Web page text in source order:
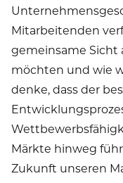
Mitarbeitenden
gemeinsame Sicht
möchten und wie
denke, dass der
Märkte hinweg
Zukunft unseren